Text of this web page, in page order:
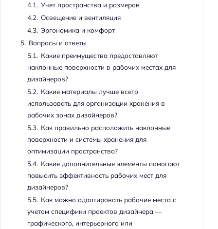
4.1. Учет пространства и размеров
4.2. Освещение и вентиляция
4.3. Эргономика и комфорт
5. Вопросы и ответы
5.1. Какие преимущества предоставляют
наклонные поверхности в рабочих местах для
дизайнеров?
5.2. Какие материалы лучше всего
использовать для организации хранения в
рабочих зонах дизайнеров?
5.3. Как правильно расположить наклонные
поверхности и системы хранения для
оптимизации пространства?
5.4. Какие дополнительные элементы помогают
повысить эффективность рабочих мест для
дизайнеров?
5.5. Как можно адаптировать рабочие места с
учетом специфики проектов дизайнера —
графического, интерьерного или